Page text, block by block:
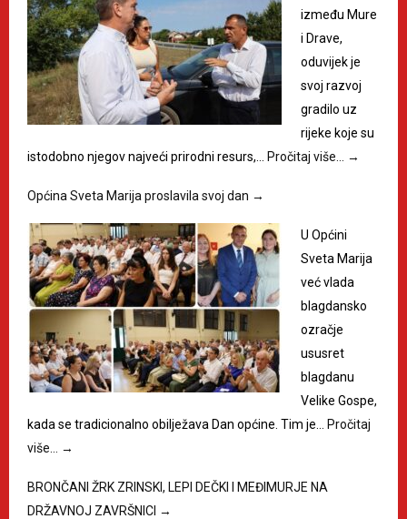
između Mure
i Drave,
oduvijek je
svoj razvoj
gradilo uz
rijeke koje su
istodobno njegov najveći prirodni resurs,…
Pročitaj više… →
Općina Sveta Marija proslavila svoj dan →
U Općini
Sveta Marija
već vlada
blagdansko
ozračje
ususret
blagdanu
Velike Gospe,
kada se tradicionalno obilježava Dan općine. Tim je…
Pročitaj
više…
→
BRONČANI ŽRK ZRINSKI, LEPI DEČKI I MEĐIMURJE NA
DRŽAVNOJ ZAVRŠNICI →